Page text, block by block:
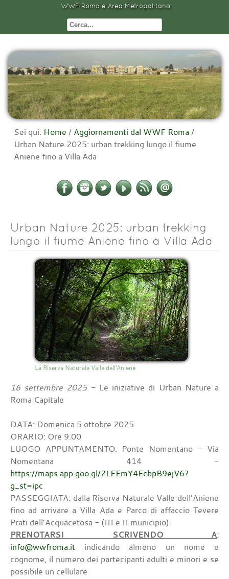
WWF Roma e Area Metropolitana
Sei qui: Home / Aggiornamenti dal WWF Roma /
Urban Nature 2025: urban trekking lungo il fiume
Aniene fino a Villa Ada
Urban Nature 2025: urban trekking
lungo il fiume Aniene fino a Villa Ada
La Riserva Naturale Valle dell'Aniene
16 settembre 2025- Le iniziative di Urban Nature a
Roma Capitale
DATA: Domenica 5 ottobre 2025
ORARIO: Ore 9.00
LUOGO APPUNTAMENTO: Ponte Nomentano – Via
Nomentana 414 -
https://maps.app.goo.gl/2LFEmY4EcbpB9ejV6?
g_st=ipc
PASSEGGIATA: dalla Riserva Naturale Valle dell’Aniene
fino ad arrivare a Villa Ada e Parco di affaccio Tevere
Prati dell’Acquacetosa - (III e II municipio)
PRENOTARSI SCRIVENDO A:
info@wwfroma.it indicando almeno un nome e
cognome, il numero dei partecipanti adulti e minori e se
possibile un cellulare